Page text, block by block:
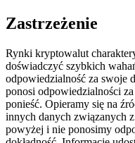
Exclusive for BitMart
Register & Trade to
Precious Metals
Trade Gold & Silver ·
Zastrzeżenie
Rynki kryptowalut
doświadczyć szybkich
odpowiedzialność za swoje
ponosi odpowiedzialności
ponieść. Opieramy się na
innych danych związanych
powyżej i nie ponosimy